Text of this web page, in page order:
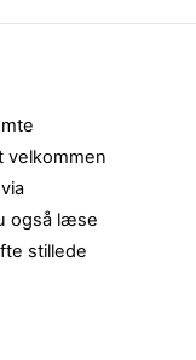
velkommen
også læse
stillede